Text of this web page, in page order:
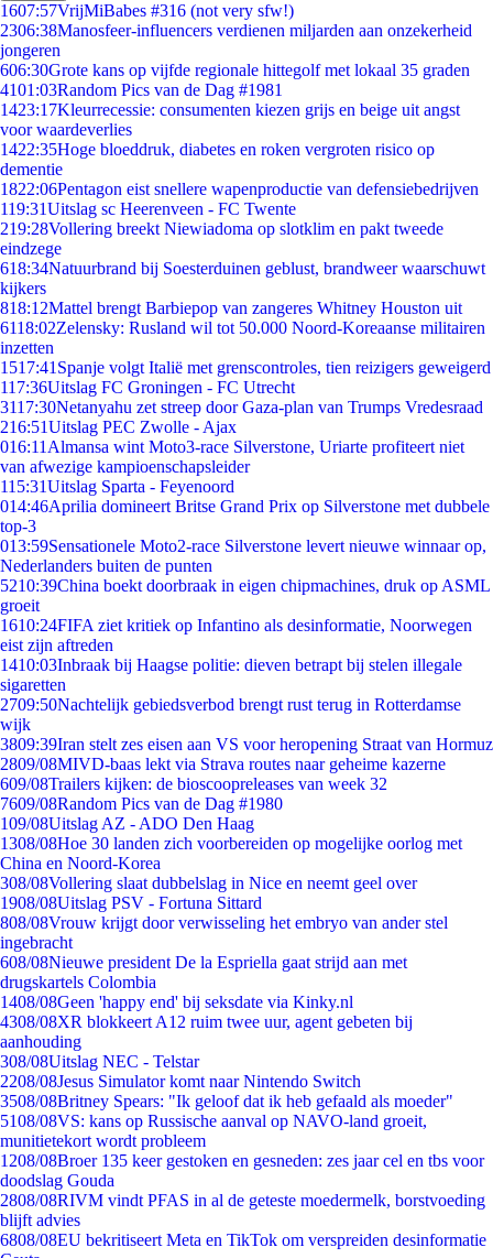
1607:57VrijMiBabes #316 (not very sfw!)
2306:38Manosfeer-influencers verdienen miljarden aan onzekerheid
jongeren
606:30Grote kans op vijfde regionale hittegolf met lokaal 35 graden
4101:03Random Pics van de Dag #1981
1423:17Kleurrecessie: consumenten kiezen grijs en beige uit angst
voor waardeverlies
1422:35Hoge bloeddruk, diabetes en roken vergroten risico op
dementie
1822:06Pentagon eist snellere wapenproductie van defensiebedrijven
119:31Uitslag sc Heerenveen - FC Twente
219:28Vollering breekt Niewiadoma op slotklim en pakt tweede
eindzege
618:34Natuurbrand bij Soesterduinen geblust, brandweer waarschuwt
kijkers
818:12Mattel brengt Barbiepop van zangeres Whitney Houston uit
6118:02Zelensky: Rusland wil tot 50.000 Noord-Koreaanse militairen
inzetten
1517:41 Spanje volgt Italië met grenscontroles, tien reizigers geweigerd
117:36Uitslag FC Groningen - FC Utrecht
3117:30Netanyahu zet streep door Gaza-plan van Trumps Vredesraad
216:51Uitslag PEC Zwolle - Ajax
016:11 Almansa wint Moto3-race Silverstone, Uriarte profiteert niet
van afwezige kampioenschapsleider
115:31Uitslag Sparta - Feyenoord
014:46Aprilia domineert Britse Grand Prix op Silverstone met dubbele
top-3
013:59Sensationele Moto2-race Silverstone levert nieuwe winnaar op,
Nederlanders buiten de punten
5210:39China boekt doorbraak in eigen chipmachines, druk op ASML
groeit
1610:24FIFA ziet kritiek op Infantino als desinformatie, Noorwegen
eist zijn aftreden
1410:03Inbraak bij Haagse politie: dieven betrapt bij stelen illegale
sigaretten
2709:50Nachtelijk gebiedsverbod brengt rust terug in Rotterdamse
wijk
3809:39Iran stelt zes eisen aan VS voor heropening Straat van Hormuz
2809/08MIVD-baas lekt via Strava routes naar geheime kazerne
609/08Trailers kijken: de bioscoopreleases van week 32
7609/08Random Pics van de Dag #1980
109/08Uitslag AZ - ADO Den Haag
1308/08Hoe 30 landen zich voorbereiden op mogelijke oorlog met
China en Noord-Korea
308/08Vollering slaat dubbelslag in Nice en neemt geel over
1908/08Uitslag PSV - Fortuna Sittard
808/08Vrouw krijgt door verwisseling het embryo van ander stel
ingebracht
608/08Nieuwe president De la Espriella gaat strijd aan met
drugskartels Colombia
1408/08Geen 'happy end' bij seksdate via Kinky.nl
4308/08XR blokkeert A12 ruim twee uur, agent gebeten bij
aanhouding
308/08Uitslag NEC - Telstar
2208/08Jesus Simulator komt naar Nintendo Switch
3508/08Britney Spears: "Ik geloof dat ik heb gefaald als moeder"
5108/08VS: kans op Russische aanval op NAVO-land groeit,
munitietekort wordt probleem
1208/08Broer 135 keer gestoken en gesneden: zes jaar cel en tbs voor
doodslag Gouda
2808/08RIVM vindt PFAS in al de geteste moedermelk, borstvoeding
blijft advies
6808/08EU bekritiseert Meta en TikTok om verspreiden desinformatie